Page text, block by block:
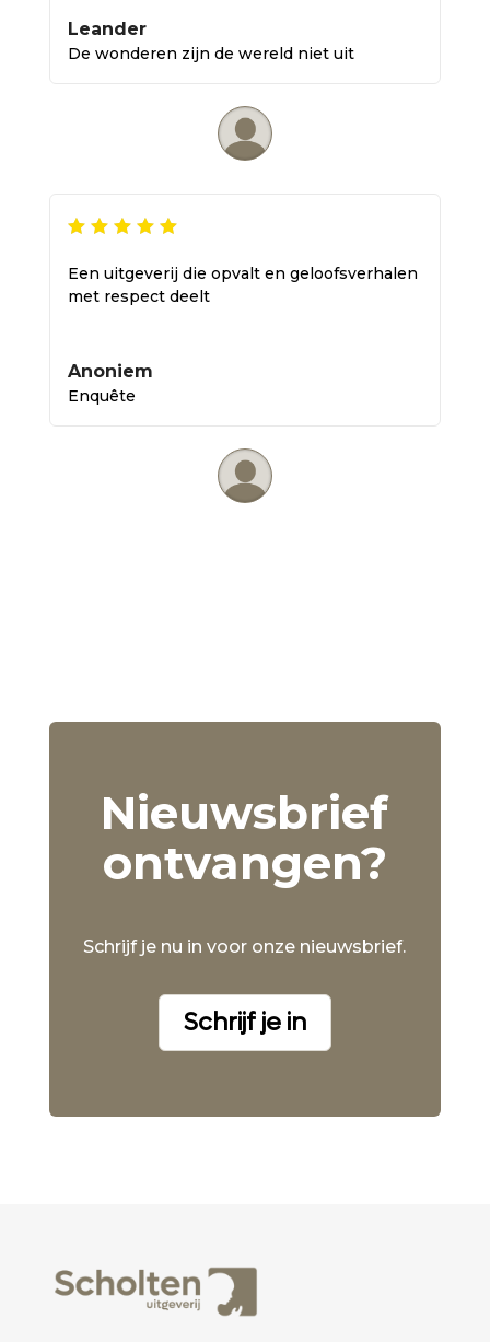
Leander
De wonderen zijn de wereld niet uit
Een uitgeverij die opvalt en geloofsverhalen
met respect deelt
Anoniem
Enquête
Nieuwsbrief
ontvangen?
Schrijf je nu in voor onze nieuwsbrief.
Schrijf je in